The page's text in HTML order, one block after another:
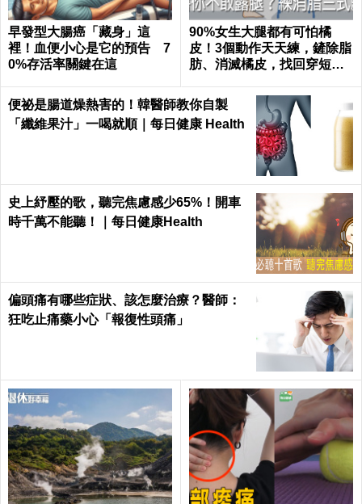
早發型大腸癌「藏身」這
裡！血便小心是它的預告 7
0%存活率關鍵在這
90%女生大腿都有可怕橘
皮！3個動作天天練，鏟除脂
肪、消滅橘皮，找回穿短褲
便祕是腸道燥熱害的！韓醫師教你自製
「纖維果汁」一喝就順｜每日健康 Health
史上紓壓的歌，聽完焦慮感少65%！開車
時千萬不能聽！｜每日健康Health
偏頭痛有哪些症狀、該怎麼治療？醫師：
狂吃止痛藥小心「報復性頭痛」